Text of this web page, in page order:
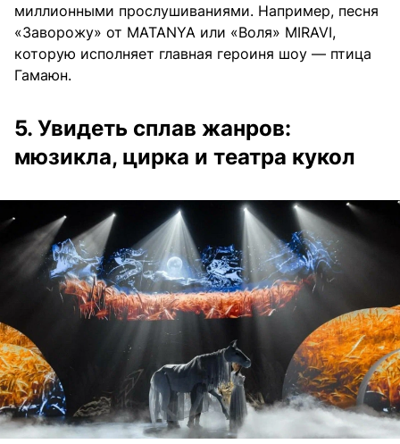
миллионными прослушиваниями. Например, песня
«Заворожу» от MATANYA или «Воля» MIRAVI,
которую исполняет главная героиня шоу — птица
Гамаюн.
5. Увидеть сплав жанров:
мюзикла, цирка и театра кукол